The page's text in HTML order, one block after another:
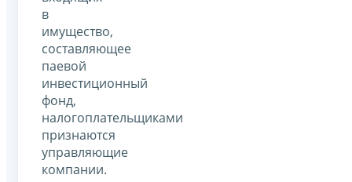
в
имущество,
составляющее
паевой
инвестиционный
фонд,
налогоплательщиками
признаются
управляющие
компании.